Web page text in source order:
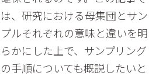
は、研究における母集団とサン
プルそれぞれの意味と違いを明
らかにした上で、サンプリング
の手順についても概説したいと